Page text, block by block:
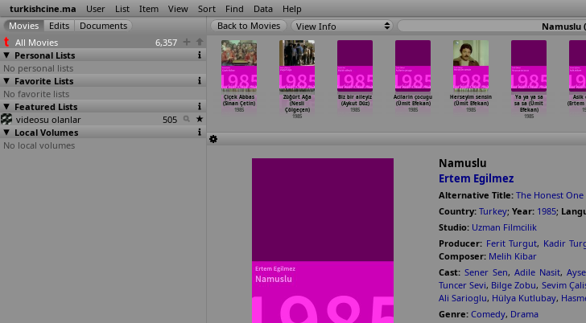
turkishcine.ma User List Item View Sort Find Data Help
All Movies
6,357
Personal Lists
No personal lists
Favorite Lists
No favorite lists
Featured Lists
videosu olanlar
505
Local Volumes
No local volumes
View Info Namuslu
yüzümü
1985
Ikizler (Yilmaz
Atadeniz)
1985
Çiçek Abbas
(Sinan Çetin)
1985
Züğürt Ağa
(Nesli
Çölgeçen)
1985
Biz bir aileyiz
(Aykut Düz)
1985
Acilarin çocugu
(Ümit Efekan)
1985
Herseyim sensin
(Ümit Efekan)
1985
Ya ya ya sa
sa sa (Ümit
Efekan)
1985
Asik
(Ertem
Namuslu
Ertem Egilmez
Alternative Title: The Honest One
Country: Turkey; Year: 1985;
Studio: Uzman Filmcilik
Producer: Ferit Turgut, Kadir
Composer: Melih Kibar
Cast: Sener Sen, Adile Nasit,
Tuncer Sevi, Bilge Zobu, Sevim
Ali Sarioglu, Hülya Kutlubay,
Genre: Comedy, Drama